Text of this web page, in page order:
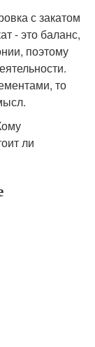
с закатом
- это баланс,
поэтому
то